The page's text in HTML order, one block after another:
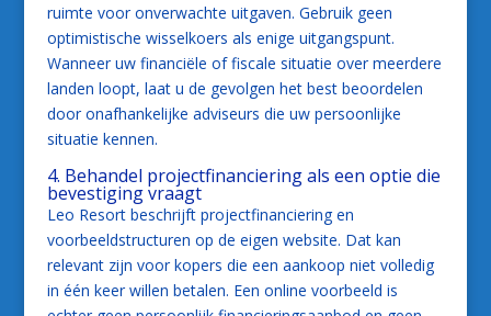
ruimte voor onverwachte uitgaven. Gebruik geen
optimistische wisselkoers als enige uitgangspunt.
Wanneer uw financiële of fiscale situatie over meerdere
landen loopt, laat u de gevolgen het best beoordelen
door onafhankelijke adviseurs die uw persoonlijke
situatie kennen.
4. Behandel projectfinanciering als een optie die
bevestiging vraagt
Leo Resort beschrijft projectfinanciering en
voorbeeldstructuren op de eigen website. Dat kan
relevant zijn voor kopers die een aankoop niet volledig
in één keer willen betalen. Een online voorbeeld is